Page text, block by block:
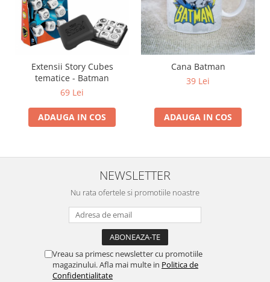
Extensii Story Cubes
tematice - Batman
69 Lei
ADAUGA IN COS
Cana Batman
39 Lei
ADAUGA IN COS
NEWSLETTER
Nu rata ofertele si promotiile noastre
Vreau sa primesc newsletter cu promotiile
magazinului. Afla mai multe in Politica de
Confidentialitate